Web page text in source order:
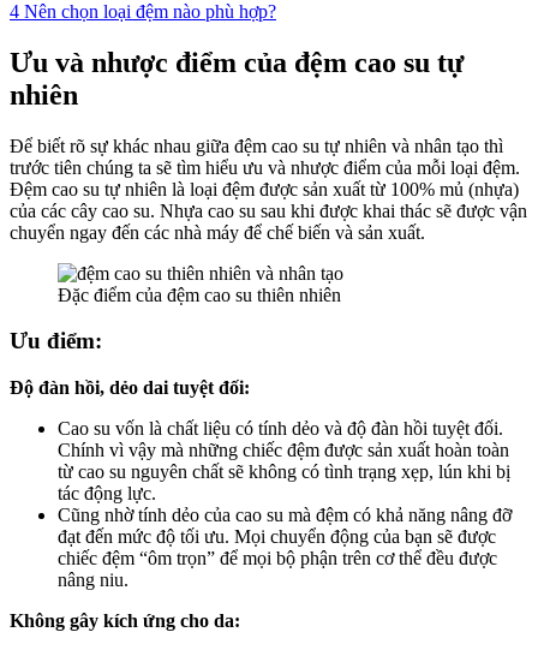
4 Nên chọn loại đệm nào phù hợp?
Ưu và nhược điểm của đệm cao su tự
nhiên
Để biết rõ sự khác nhau giữa đệm cao su tự nhiên và nhân tạo thì
trước tiên chúng ta sẽ tìm hiểu ưu và nhược điểm của mỗi loại đệm.
Đệm cao su tự nhiên là loại đệm được sản xuất từ 100% mủ (nhựa)
của các cây cao su. Nhựa cao su sau khi được khai thác sẽ được vận
chuyển ngay đến các nhà máy để chế biến và sản xuất.
Đặc điểm của đệm cao su thiên nhiên
Ưu điểm:
Độ đàn hồi, dẻo dai tuyệt đối:
Cao su vốn là chất liệu có tính dẻo và độ đàn hồi tuyệt đối.
Chính vì vậy mà những chiếc đệm được sản xuất hoàn toàn
từ cao su nguyên chất sẽ không có tình trạng xẹp, lún khi bị
tác động lực.
Cũng nhờ tính dẻo của cao su mà đệm có khả năng nâng đỡ
đạt đến mức độ tối ưu. Mọi chuyển động của bạn sẽ được
chiếc đệm “ôm trọn” để mọi bộ phận trên cơ thể đều được
nâng niu.
Không gây kích ứng cho da: